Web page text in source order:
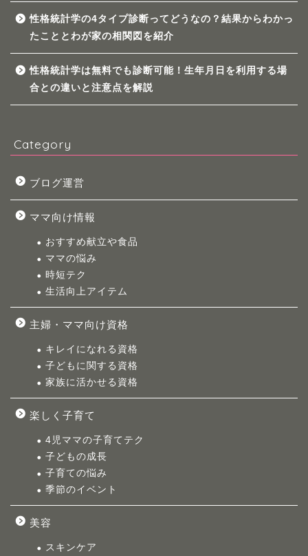
性格統計学の4タイプ診断ってどうなの？結果からわかっ
たこととわが家の相関図を紹介
性格統計学は無料でも診断可能！生年月日を利用する場
合との違いと注意点を解説
Category
ブログ運営
ママ向け情報
おすすめ献立や食品
ママの悩み
時短テク
生活向上アイテム
主婦・ママ向け資格
キレイになれる資格
子どもに関する資格
家族に活かせる資格
楽しく子育て
4児ママの子育てテク
子どもの成長
子育ての悩み
季節のイベント
美容
スキンケア